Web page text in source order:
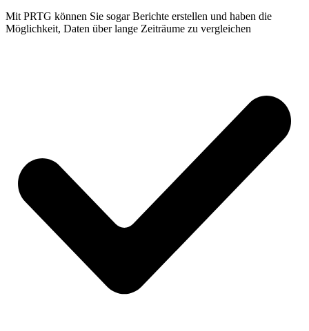
Mit PRTG können Sie sogar Berichte erstellen und haben die
Möglichkeit, Daten über lange Zeiträume zu vergleichen